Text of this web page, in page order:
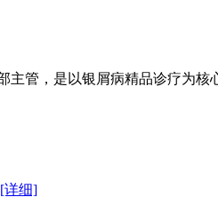
管，是以银屑病精品诊疗为核
[详细]